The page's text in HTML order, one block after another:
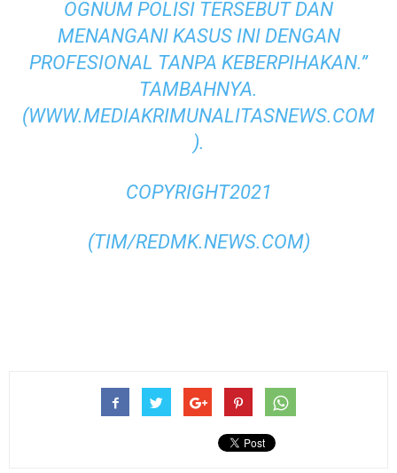
OGNUM POLISI TERSEBUT DAN
MENANGANI KASUS INI DENGAN
PROFESIONAL TANPA KEBERPIHAKAN.”
TAMBAHNYA.
(WWW.MEDIAKRIMUNALITASNEWS.COM
).
COPYRIGHT2021
(TIM/REDMK.NEWS.COM)